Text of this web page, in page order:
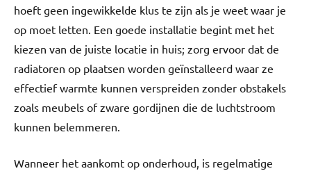
hoeft geen ingewikkelde klus te zijn als je weet waar je
op moet letten. Een goede installatie begint met het
kiezen van de juiste locatie in huis; zorg ervoor dat de
radiatoren op plaatsen worden geïnstalleerd waar ze
effectief warmte kunnen verspreiden zonder obstakels
zoals meubels of zware gordijnen die de luchtstroom
kunnen belemmeren.
Wanneer het aankomt op onderhoud, is regelmatige